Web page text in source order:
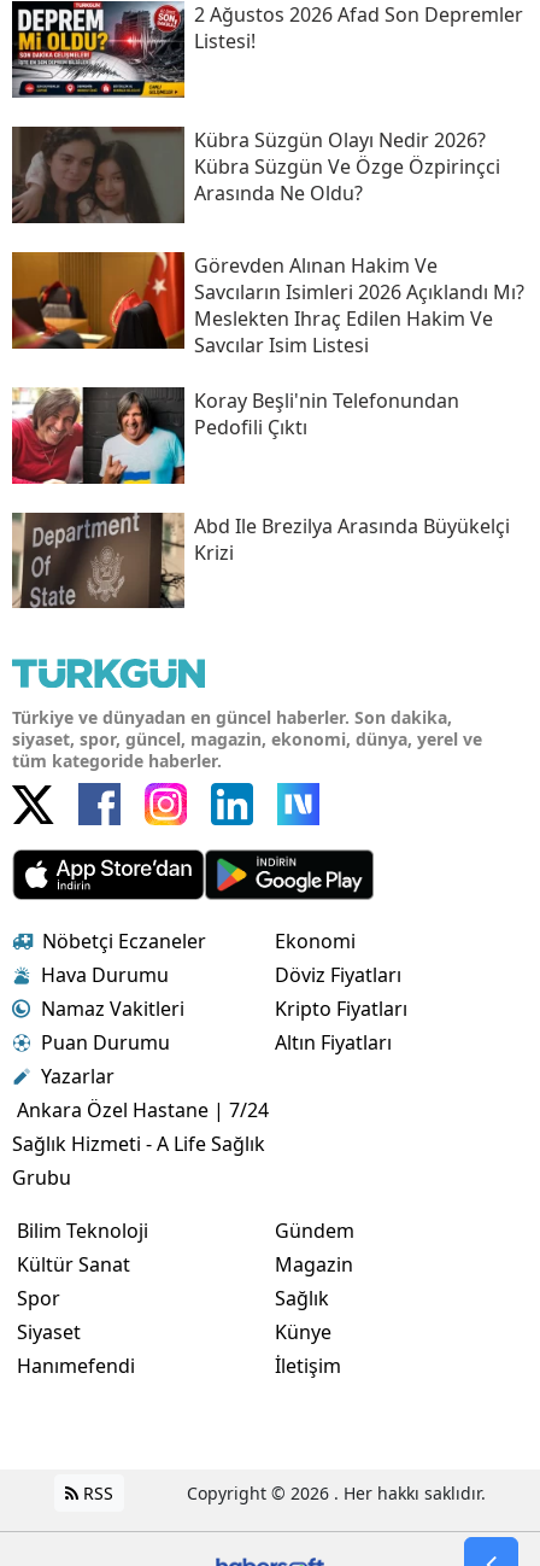
2 Ağustos 2026 Afad Son Depremler
Listesi!
Kübra Süzgün Olayı Nedir 2026?
Kübra Süzgün Ve Özge Özpirinçci
Arasında Ne Oldu?
Görevden Alınan Hakim Ve
Savcıların Isimleri 2026 Açıklandı Mı?
Meslekten Ihraç Edilen Hakim Ve
Savcılar Isim Listesi
Koray Beşli'nin Telefonundan
Pedofili Çıktı
Abd Ile Brezilya Arasında Büyükelçi
Krizi
Türkiye ve dünyadan en güncel haberler. Son dakika,
siyaset, spor, güncel, magazin, ekonomi, dünya, yerel ve
tüm kategoride haberler.
Nöbetçi Eczaneler
Hava Durumu
Namaz Vakitleri
Puan Durumu
Yazarlar
Ankara Özel Hastane | 7/24
Sağlık Hizmeti - A Life Sağlık
Grubu
Ekonomi
Döviz Fiyatları
Kripto Fiyatları
Altın Fiyatları
Bilim Teknoloji
Kültür Sanat
Spor
Siyaset
Hanımefendi
Gündem
Magazin
Sağlık
Künye
İletişim
RSS Copyright © 2026 . Her hakkı saklıdır.